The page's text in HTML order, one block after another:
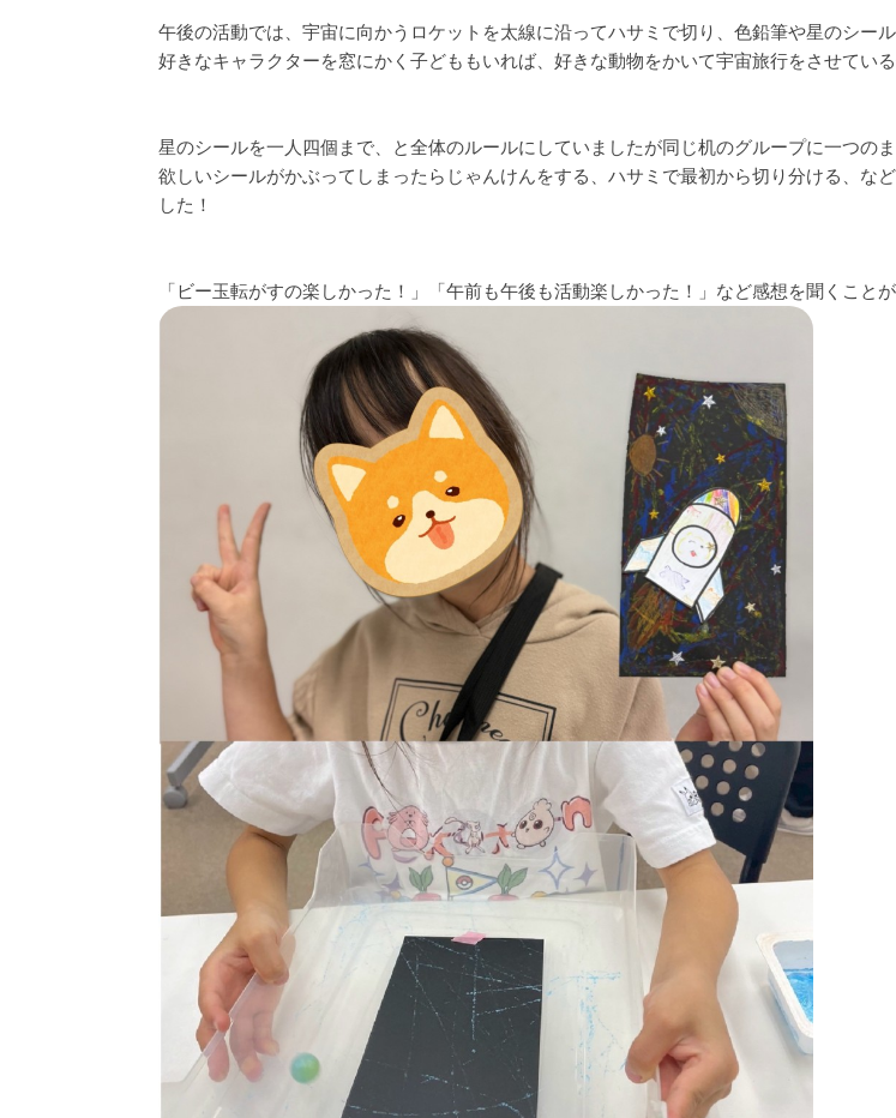
午後の活動では、宇宙に向かうロケットを太線に沿ってハサミで切り、色鉛筆や星のシー
好きなキャラクターを窓にかく子どももいれば、好きな動物をかいて宇宙旅行をさせている
星のシールを一人四個まで、と全体のルールにしていましたが同じ机のグループに一つの
欲しいシールがかぶってしまったらじゃんけんをする、ハサミで最初から切り分ける、な
した！
「ビー玉転がすの楽しかった！」「午前も午後も活動楽しかった！」など感想を聞くことが